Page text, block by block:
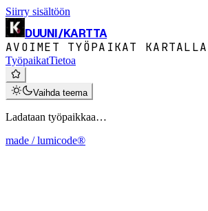
Siirry sisältöön
DUUNI/KARTTA
AVOIMET TYÖPAIKAT
TyöpaikatTietoa
Vaihda teema
Ladataan työpaikkaa…
made / lumicode®